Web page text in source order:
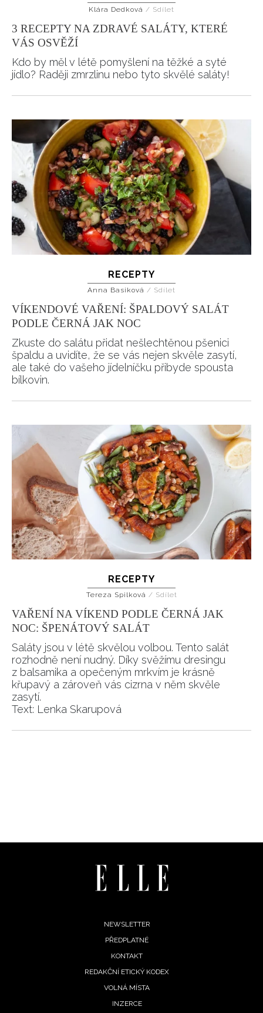
Klára Dedková / Sdílet
3 RECEPTY NA ZDRAVÉ SALÁTY, KTERÉ
VÁS OSVĚŽÍ
Kdo by měl v létě pomyšlení na těžké a syté
jídlo? Raději zmrzlinu nebo tyto skvělé saláty!
RECEPTY
Anna Basiková / Sdílet
VÍKENDOVÉ VAŘENÍ: ŠPALDOVÝ SALÁT
PODLE ČERNÁ JAK NOC
Zkuste do salátu přidat nešlechtěnou pšenici
špaldu a uvidíte, že se vás nejen skvěle zasytí,
ale také do vašeho jídelníčku přibyde spousta
bílkovin.
RECEPTY
Tereza Spilková / Sdílet
VAŘENÍ NA VÍKEND PODLE ČERNÁ JAK
NOC: ŠPENÁTOVÝ SALÁT
Saláty jsou v létě skvělou volbou. Tento salát
rozhodně není nudný. Díky svěžímu dresingu
z balsamika a opečeným mrkvím je krásně
křupavý a zároveň vás cizrna v něm skvěle
zasytí.
Text: Lenka Skarupová
NEWSLETTER
PŘEDPLATNÉ
KONTAKT
REDAKČNÍ ETICKÝ KODEX
VOLNÁ MÍSTA
INZERCE